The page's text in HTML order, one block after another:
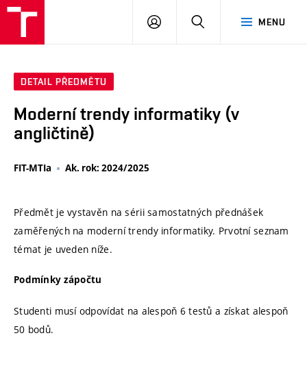
MENU
PŘIHLÁSIT
DETAIL PŘEDMĚTU
Moderní trendy informatiky (v
angličtině)
FIT-MTIa Ak. rok: 2024/2025
Předmět je vystavěn na sérii samostatných přednášek
zaměřených na moderní trendy informatiky. Prvotní seznam
témat je uveden níže.
Podmínky zápočtu
Studenti musí odpovídat na alespoň 6 testů a získat alespoň
50 bodů.